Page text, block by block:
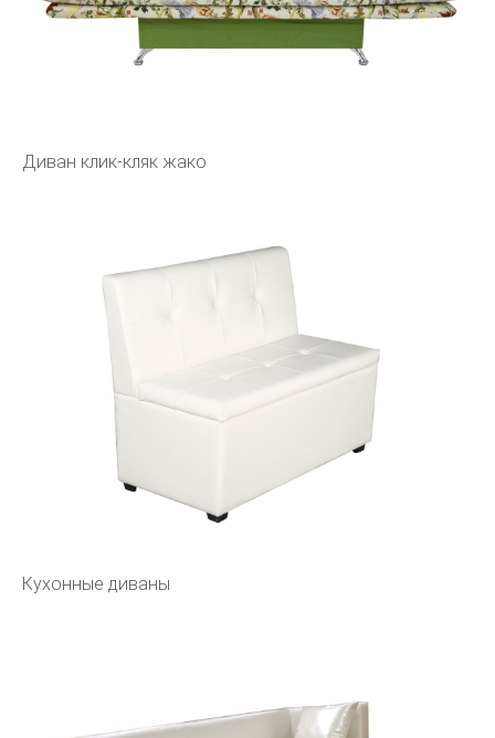
Диван клик-кляк жако
Кухонные диваны